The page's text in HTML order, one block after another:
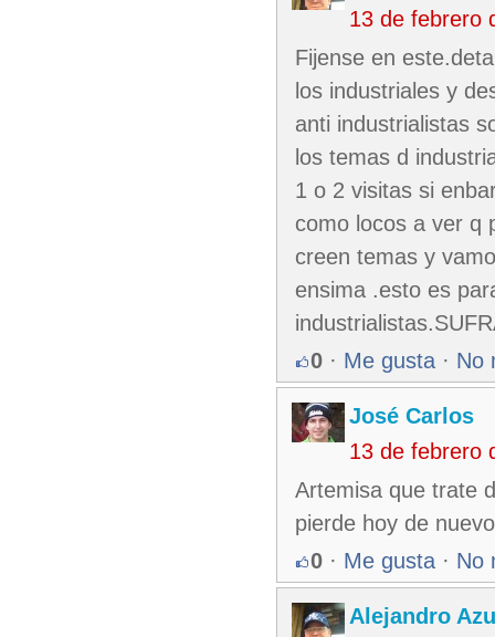
13 de febrero
Fijense en
los industriales y
anti industrialistas
los temas d
1 o 2 visitas si
como locos a ver q
creen temas y
ensima .esto es
0 · Me gusta · No
José Carlos
13 de febrero
Artemisa que trate
pierde hoy de
0 · Me gusta · No
Alejandro